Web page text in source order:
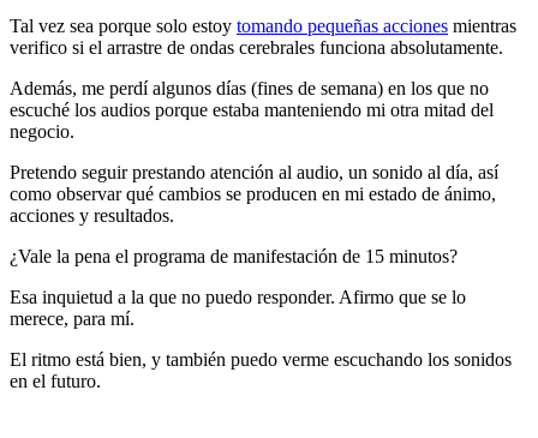
Tal vez sea porque solo estoy tomando pequeñas acciones mientras
verifico si el arrastre de ondas cerebrales funciona absolutamente.
Además, me perdí algunos días (fines de semana) en los que no
escuché los audios porque estaba manteniendo mi otra mitad del
negocio.
Pretendo seguir prestando atención al audio, un sonido al día, así
como observar qué cambios se producen en mi estado de ánimo,
acciones y resultados.
¿Vale la pena el programa de manifestación de 15 minutos?
Esa inquietud a la que no puedo responder. Afirmo que se lo
merece, para mí.
El ritmo está bien, y también puedo verme escuchando los sonidos
en el futuro.